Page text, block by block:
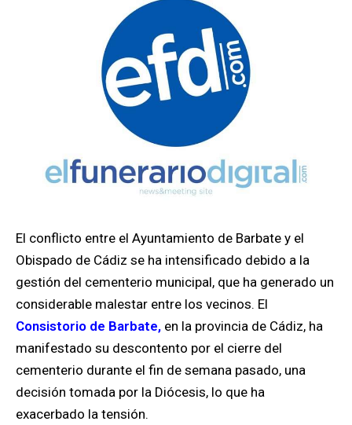
El conflicto entre el Ayuntamiento de Barbate y el
Obispado de Cádiz se ha intensificado debido a la
gestión del cementerio municipal, que ha generado un
considerable malestar entre los vecinos. El
Consistorio de Barbate, en la provincia de Cádiz, ha
manifestado su descontento por el cierre del
cementerio durante el fin de semana pasado, una
decisión tomada por la Diócesis, lo que ha
exacerbado la tensión.